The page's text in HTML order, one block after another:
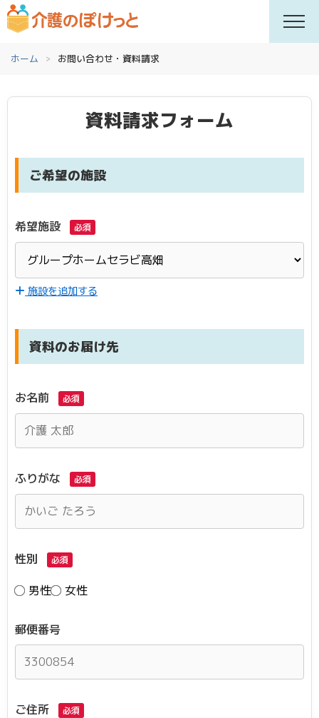
ホーム お問い合わせ・資料請求
資料請求フォーム
ご希望の施設
希望施設 必須
施設を追加する
資料のお届け先
お名前 必須
ふりがな 必須
性別 必須
男性 女性
郵便番号
ご住所 必須